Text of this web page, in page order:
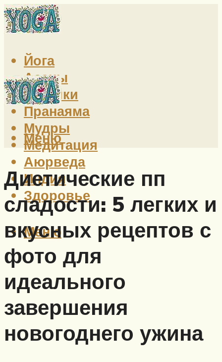
Йога
Асаны
Техники
Пранаяма
Мудры
Медитация
Аюрведа
Индия
Здоровье
Меню
Меню
Диетические пп
сладости: 5 легких и
вкусных рецептов с
фото для
идеального
завершения
новогоднего ужина